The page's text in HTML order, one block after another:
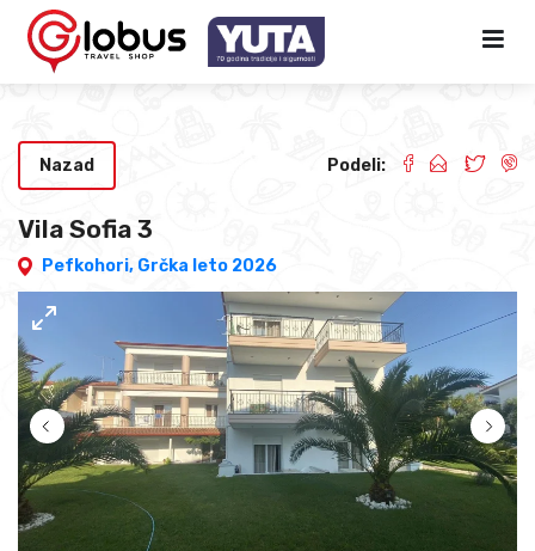
Vila Sofia 3
Pefkohori, Grčka leto 2026
Nazad Podeli: